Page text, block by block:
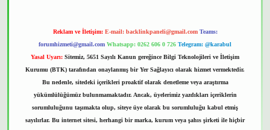
Reklam ve İletişim: E-mail: backlinkpaneli@gmail.com Teams:
forumhizmeti@gmail.com Whatsapp: 0262 606 0 726 Telegram: @karabul
Yasal Uyarı: Sitemiz, 5651 Sayılı Kanun gereğince Bilgi Teknolojileri ve İletişim
Kurumu (BTK) tarafından onaylanmış bir Yer Sağlayıcı olarak hizmet vermektedir.
Bu nedenle, sitedeki içerikleri proaktif olarak denetleme veya araştırma
yükümlülüğümüz bulunmamaktadır. Ancak, üyelerimiz yazdıkları içeriklerin
sorumluluğunu taşımakta olup, siteye üye olarak bu sorumluluğu kabul etmiş
sayılırlar. Bu internet sitesi, herhangi bir marka, kurum veya şahıs şirketi ile hiçbir